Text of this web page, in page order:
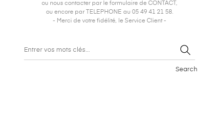
ou nous contacter par le formulaire de CONTACT,
ou encore par TELEPHONE au 05 49 41 21 58.
- Merci de votre fidélité, le Service Client -
Search